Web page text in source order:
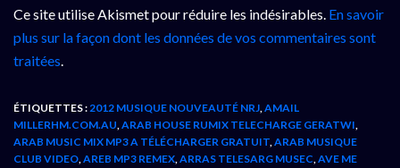
Ce site utilise Akismet pour réduire les indésirables. En savoir
plus sur la façon dont les données de vos commentaires sont
traitées.
ÉTIQUETTES :2012 MUSIQUE NOUVEAUTÉ NRJ,AMAIL
MILLERHM.COM.AU,ARAB HOUSE RUMIX TELECHARGE GERATWI,
ARAB MUSIC MIX MP3 A TÉLÉCHARGER GRATUIT,ARAB MUSIQUE
CLUB VIDEO,AREB MP3 REMEX,ARRAS TELESARG MUSEC,AVE ME